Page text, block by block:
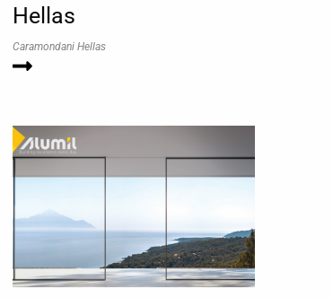
Hellas
Caramondani Hellas